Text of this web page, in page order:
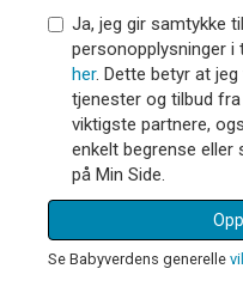
Ja, jeg gir samtykke
personopplysninger i
her. Dette betyr at
tjenester og tilbud
viktigste partnere,
enkelt begrense eller
på Min Side.
Se Babyverdens generelle